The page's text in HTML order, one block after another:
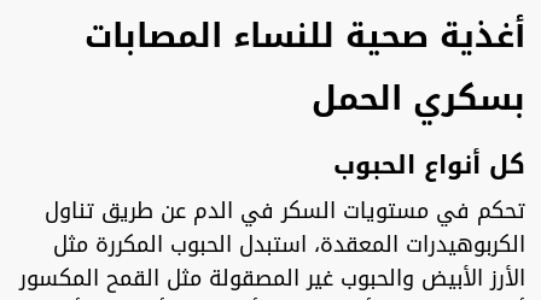
أغذية صحية للنساء المصابات
بسكري الحمل
كل أنواع الحبوب
تحكم في مستويات السكر في الدم عن طريق تناول
الكربوهيدرات المعقدة، استبدل الحبوب المكررة مثل
الأرز الأبيض والحبوب غير المصقولة مثل القمح المكسور